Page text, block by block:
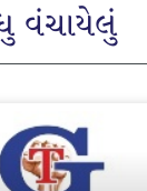
વંચાયેલું